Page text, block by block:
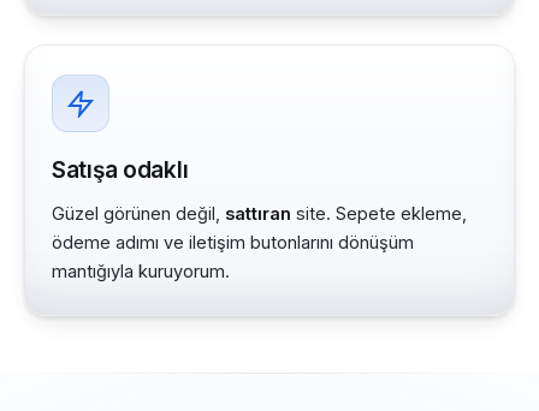
Satışa odaklı
Güzel görünen değil, sattıran site. Sepete ekleme,
ödeme adımı ve iletişim butonlarını dönüşüm
mantığıyla kuruyorum.